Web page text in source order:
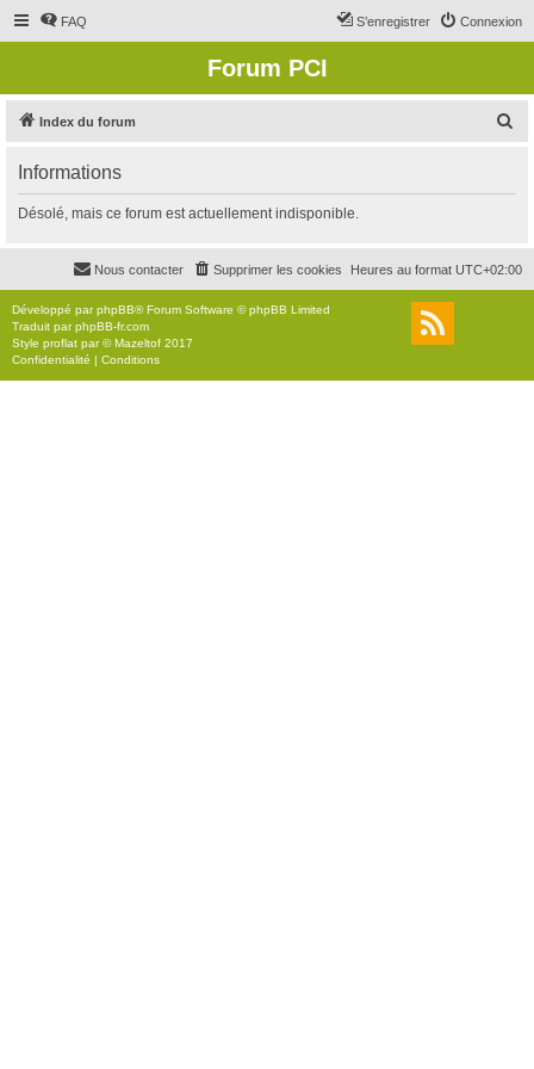
FAQ Connexion
S’enregistrer
Forum PCI
Index du forum
r
c
r
Informations
Désolé, mais ce forum est actuellement indisponible.
Heures au format UTC+02:00
Supprimer les cookies
Nous contacter
Développé parphpBB® Forum Software © phpBB Limited
Traduit parphpBB-fr.com
Style proflat par ©Mazeltof 2017
Confidentialité | Conditions